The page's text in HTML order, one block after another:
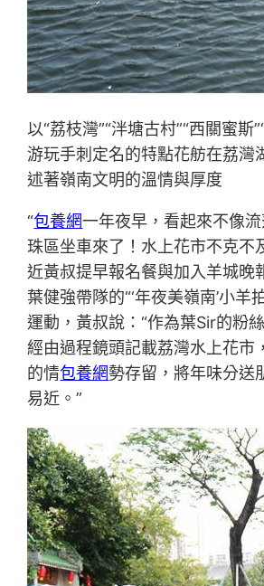
以“荔枝灣”“泮塘古村”“西關蜜斯
游玩手刺定名的特點花舫在荔灣
述著嶺南文明的溫情與厚度
“包養網一年夜早，看起來不像
珠區坐車來了！水上花市不克不
近黃叔提早報名餐與加入羊城晚
葉健強帶隊的“‘年夜美嶺南’小羊
運動，黃叔說：“作為葉Sir的粉
經由過程鏡頭記載荔灣水上花市
的情包養網勢存留，將年味分送
易近。”